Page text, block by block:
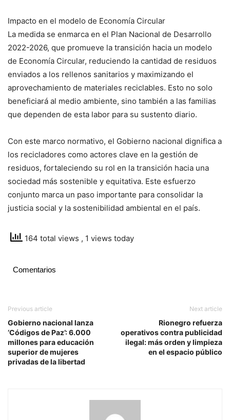
Impacto en el modelo de Economía Circular
La medida se enmarca en el Plan Nacional de Desarrollo
2022-2026, que promueve la transición hacia un modelo
de Economía Circular, reduciendo la cantidad de residuos
enviados a los rellenos sanitarios y maximizando el
aprovechamiento de materiales reciclables. Esto no solo
beneficiará al medio ambiente, sino también a las familias
que dependen de esta labor para su sustento diario.
Con este marco normativo, el Gobierno nacional dignifica a
los recicladores como actores clave en la gestión de
residuos, fortaleciendo su rol en la transición hacia una
sociedad más sostenible y equitativa. Este esfuerzo
conjunto marca un paso importante para consolidar la
justicia social y la sostenibilidad ambiental en el país.
164 total views , 1 views today
Comentarios
Previous article
Gobierno nacional lanza
‘Códigos de Paz’: 6.000
millones para educación
superior de mujeres
privadas de la libertad
Next article
Rionegro refuerza
operativos contra publicidad
ilegal: más orden y limpieza
en el espacio público